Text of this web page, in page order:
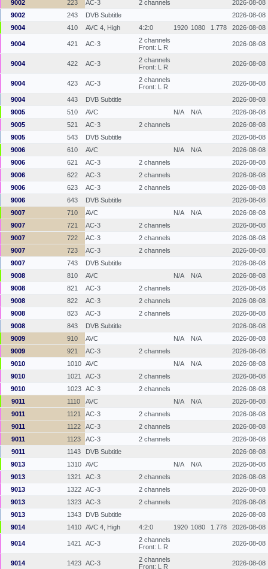
9002 223 AC-3 2 channels
2026-08-08
9002
243 DVB Subtitle
2026-08-08
9004
410 AVC 4, High 4:2:0 1920 1080 1.778 2026-08-08
9004 421 AC-3
2 channels
Front: L R
2026-08-08
9004 422 AC-3
2 channels
Front: L R
2026-08-08
9004 423 AC-3
2 channels
Front: L R
2026-08-08
9004 443 DVB Subtitle
2026-08-08
9005
510 AVC N/A N/A
2026-08-08
9005
521 AC-3 2 channels
2026-08-08
9005
543 DVB Subtitle
2026-08-08
9006
610 AVC N/A N/A
2026-08-08
9006
621 AC-3 2 channels
2026-08-08
9006
622 AC-3 2 channels
2026-08-08
9006
623 AC-3 2 channels
2026-08-08
9006
643 DVB Subtitle
2026-08-08
9007
710 AVC N/A N/A
2026-08-08
9007
721 AC-3 2 channels
2026-08-08
9007
722 AC-3 2 channels
2026-08-08
9007
723 AC-3 2 channels
2026-08-08
9007
743 DVB Subtitle
2026-08-08
9008
810 AVC N/A N/A
2026-08-08
9008
821 AC-3 2 channels
2026-08-08
9008
822 AC-3 2 channels
2026-08-08
9008
823 AC-3 2 channels
2026-08-08
9008
843 DVB Subtitle
2026-08-08
9009
910 AVC N/A N/A
2026-08-08
9009
921 AC-3 2 channels
2026-08-08
9010
1010 AVC N/A N/A
2026-08-08
9010
1021 AC-3 2 channels
2026-08-08
9010
1023 AC-3 2 channels
2026-08-08
9011
1110 AVC N/A N/A
2026-08-08
9011
1121 AC-3 2 channels
2026-08-08
9011
1122 AC-3 2 channels
2026-08-08
9011
1123 AC-3 2 channels
2026-08-08
9011
1143 DVB Subtitle
2026-08-08
9013
1310 AVC N/A N/A
2026-08-08
9013
1321 AC-3 2 channels
2026-08-08
9013
1322 AC-3 2 channels
2026-08-08
9013
1323 AC-3 2 channels
2026-08-08
9013
1343 DVB Subtitle
2026-08-08
9014
1410 AVC 4, High 4:2:0 1920 1080 1.778 2026-08-08
9014 1421 AC-3
2 channels
Front: L R
2026-08-08
9014 1423 AC-3
2 channels
Front: L R
2026-08-08